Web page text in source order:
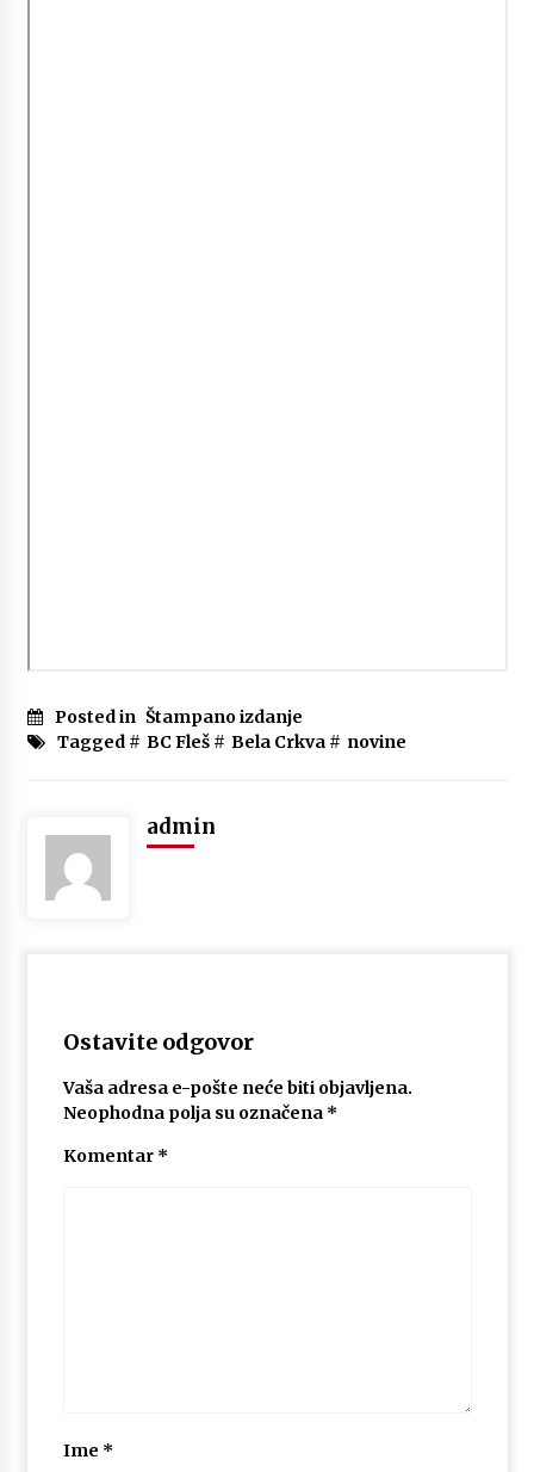
Posted in Štampano izdanje
Tagged # BC Fleš# Bela Crkva# novine
admin
Ostavite odgovor
Vaša adresa e-pošte neće biti objavljena.
Neophodna polja su označena *
Komentar *
Ime *